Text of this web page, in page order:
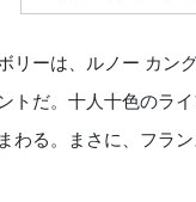
リーは、ルノー カン
トだ。十人十色のラ
わる。まさに、フラ